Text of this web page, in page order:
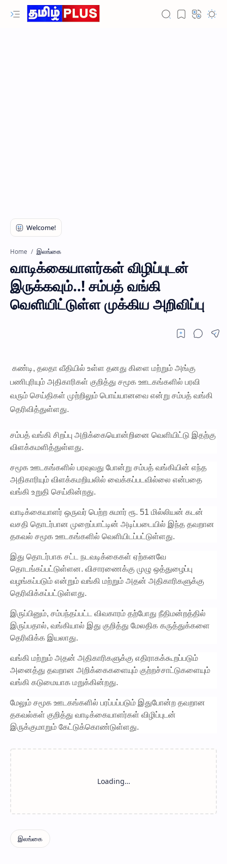
Home இலங்கை
வாடிக்கையாளர்கள் விழிப்புடன்
இருக்கவும்..! சம்பத் வங்கி
வெளியிட்டுள்ள முக்கிய அறிவிப்பு
கண்டி, தலதா வீதியில் உள்ள தனது கிளை மற்றும் அங்கு
பணிபுரியும் அதிகாரிகள் குறித்து சமூக ஊடகங்களில் பரவி
வரும் செய்திகள் முற்றிலும் பொய்யானவை என்று சம்பத் வங்கி
தெரிவித்துள்ளது.
சம்பத் வங்கி சிறப்பு அறிக்கையொன்றினை வெளியிட்டு இதற்கு
விளக்கமளித்துள்ளது.
சமூக ஊடகங்களில் பரவுவது போன்று சம்பத் வங்கியின் எந்த
அதிகாரியும் விளக்கமறியலில் வைக்கப்படவில்லை என்பதை
வங்கி உறுதி செய்கின்றது.
வாடிக்கையாளர் ஒருவர் பெற்ற சுமார் ரூ. 51 மில்லியன் கடன்
வசதி தொடர்பான முறைப்பாட்டின் அடிப்படையில் இந்த தவறான
தகவல் சமூக ஊடகங்களில் வெளியிடப்பட்டுள்ளது.
இது தொடர்பாக சட்ட நடவடிக்கைகள் ஏற்கனவே
தொடங்கப்பட்டுள்ளன. விசாரணைக்கு முழு ஒத்துழைப்பு
வழங்கப்படும் என்றும் வங்கி மற்றும் அதன் அதிகாரிகளுக்கு
தெரிவிக்கப்பட்டுள்ளது.
இருப்பினும், சம்பந்தப்பட்ட விவகாரம் தற்போது நீதிமன்றத்தில்
இருப்பதால், வங்கியால் இது குறித்து மேலதிக கருத்துக்களை
தெரிவிக்க இயலாது.
வங்கி மற்றும் அதன் அதிகாரிகளுக்கு எதிராகக்கூறப்படும்
அனைத்து தவறான அறிக்கைகளையும் குற்றச்சாட்டுகளையும்
வங்கி கடுமையாக மறுக்கின்றது.
மேலும் சமூக ஊடகங்களில் பரப்பப்படும் இதுபோன்ற தவறான
தகவல்கள் குறித்து வாடிக்கையாளர்கள் விழிப்புடன்
இருக்குமாறும் கேட்டுக்கொண்டுள்ளது.